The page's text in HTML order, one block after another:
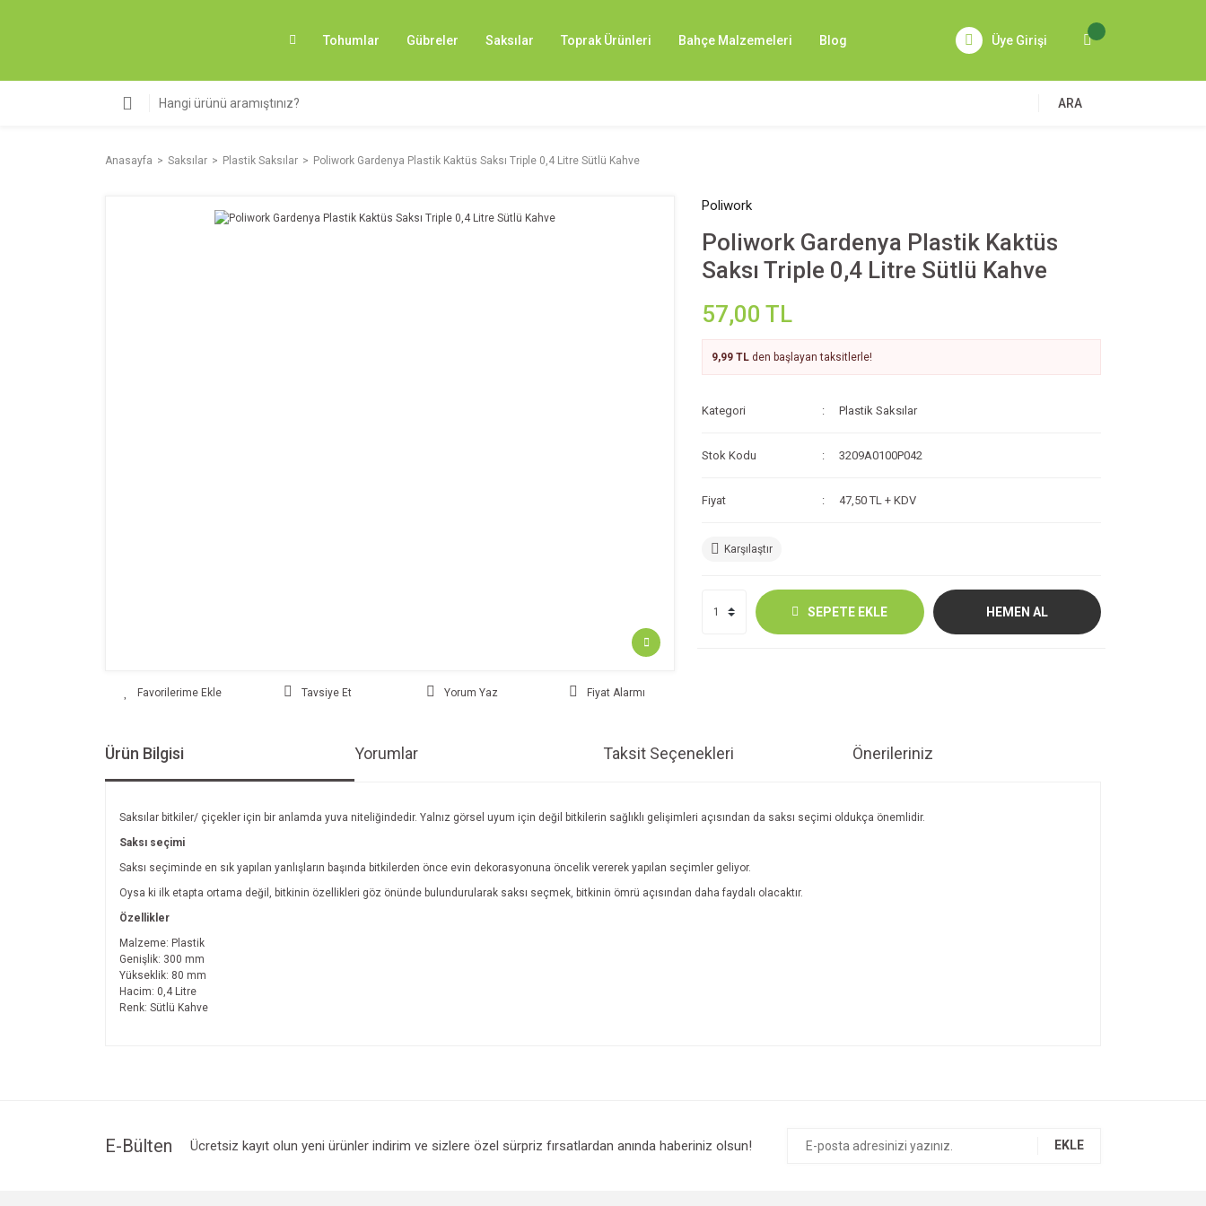
Tohumlar Gübreler Saksılar Toprak Ürünleri Bahçe Malzemeleri Blog Üye Girişi
ARA
Anasayfa Saksılar Plastik Saksılar Poliwork Gardenya Plastik Kaktüs Saksı Triple 0,4 Litre Sütlü Kahve
Tavsiye Et Yorum Yaz Fiyat Alarmı
Poliwork
Poliwork Gardenya Plastik Kaktüs
Saksı Triple 0,4 Litre Sütlü Kahve
57,00 TL
9,99 TL den başlayan taksitlerle!
Kategori Plastik Saksılar
Stok Kodu 3209A0100P042
Fiyat 47,50 TL + KDV
Karşılaştır
SEPETE EKLE HEMEN AL
Ürün Bilgisi Yorumlar Taksit Seçenekleri Önerileriniz
Saksılar bitkiler/ çiçekler için bir anlamda yuva niteliğindedir. Yalnız görsel uyum için değil bitkilerin sağlıklı gelişimleri açısından da saksı seçimi oldukça önemlidir.
Saksı seçimi
Saksı seçiminde en sık yapılan yanlışların başında bitkilerden önce evin dekorasyonuna öncelik vererek yapılan seçimler geliyor.
Oysa ki ilk etapta ortama değil, bitkinin özellikleri göz önünde bulundurularak saksı seçmek, bitkinin ömrü açısından daha faydalı olacaktır.
Özellikler
Malzeme: Plastik
Genişlik: 300 mm
Yükseklik: 80 mm
Hacim: 0,4 Litre
Renk: Sütlü Kahve
Ürün bilgilerinde hatalar bulunuyor.
E-Bülten Ücretsiz kayıt olun yeni ürünler indirim ve sizlere özel sürpriz fırsatlardan anında haberiniz olsun! EKLE